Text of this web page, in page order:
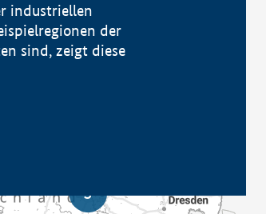
industriellen
der
sind, zeigt diese